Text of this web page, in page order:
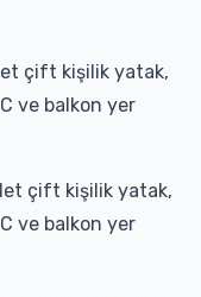
çift kişilik yatak,
ve balkon yer
çift kişilik yatak,
ve balkon yer